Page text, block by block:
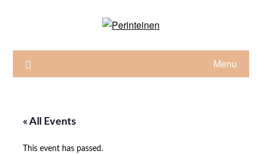
Menu
« All Events
This event has passed.